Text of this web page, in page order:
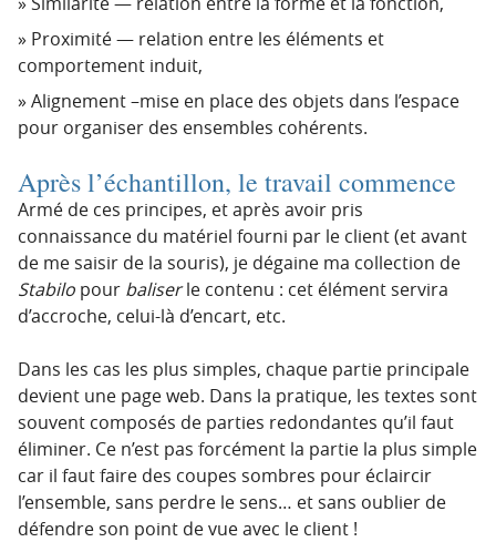
Proximité — relation entre les éléments et
comportement induit,
Alignement –mise en place des objets dans l’espace
pour organiser des ensembles cohérents.
Après l’échantillon, le travail commence
Armé de ces principes, et après avoir pris
connaissance du matériel fourni par le client (et avant
de me saisir de la souris), je dégaine ma collection de
Stabilo pour baliserle contenu : cet élément servira
d’accroche, celui-là d’encart, etc.
Dans les cas les plus simples, chaque partie principale
devient une page web. Dans la pratique, les textes sont
souvent composés de parties redondantes qu’il faut
éliminer. Ce n’est pas forcément la partie la plus simple
car il faut faire des coupes sombres pour éclaircir
l’ensemble, sans perdre le sens… et sans oublier de
défendre son point de vue avec le client !